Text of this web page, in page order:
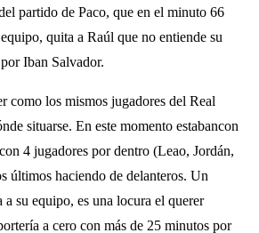
partido de Paco, que en el minuto 66
quita a Raúl que no entiende su
Iban Salvador.
como los mismos jugadores del Real
situarse. En este momento estabancon
4 jugadores por dentro (Leao, Jordán,
últimos haciendo de delanteros. Un
su equipo, es una locura el querer
a cero con más de 25 minutos por